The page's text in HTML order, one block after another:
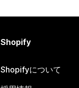
Shopify
Shopifyについて